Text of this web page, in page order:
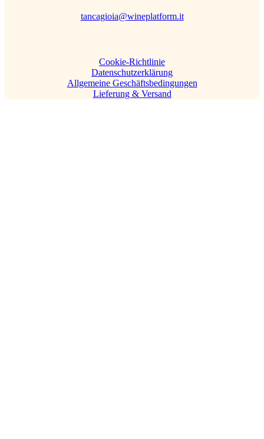
tancagioia@wineplatform.it
Cookie-Richtlinie
Datenschutzerklärung
Allgemeine Geschäftsbedingungen
Lieferung & Versand